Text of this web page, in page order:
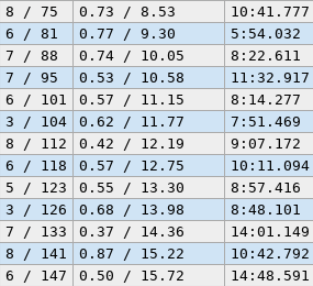
8 / 75 0.73 / 8.53
10:41.777
6 / 81 0.77 / 9.30
5:54.032
7 / 88 0.74 / 10.05
8:22.611
7 / 95 0.53 / 10.58
11:32.917
6 / 101 0.57 / 11.15
8:14.277
3 / 104 0.62 / 11.77
7:51.469
8 / 112 0.42 / 12.19
9:07.172
6 / 118 0.57 / 12.75
10:11.094
5 / 123 0.55 / 13.30
8:57.416
3 / 126 0.68 / 13.98
8:48.101
7 / 133 0.37 / 14.36
14:01.149
8 / 141 0.87 / 15.22
10:42.792
6 / 147 0.50 / 15.72
14:48.591